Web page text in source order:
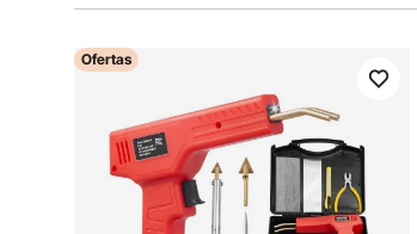
Ofertas